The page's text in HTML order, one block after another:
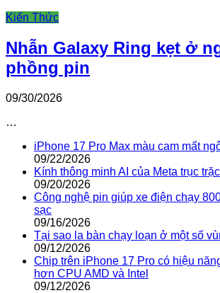
Kiến Thức
Nhẫn Galaxy Ring kẹt ở
phồng pin
09/30/2026
…
iPhone 17 Pro Max màu cam mất
09/22/2026
Kính thông minh AI của Meta trục
09/20/2026
Công nghệ pin giúp xe điện chạy
sạc
09/16/2026
Tại sao la bàn chạy loạn ở một số
09/12/2026
Chip trên iPhone 17 Pro có hiệu
hơn CPU AMD và Intel
09/12/2026